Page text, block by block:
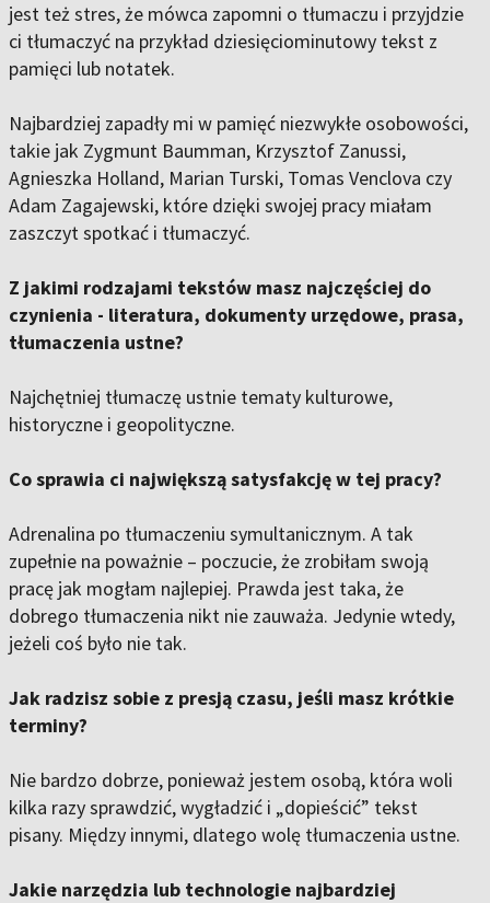
jest też stres, że mówca zapomni o tłumaczu i przyjdzie
ci tłumaczyć na przykład dziesięciominutowy tekst z
pamięci lub notatek.
Najbardziej zapadły mi w pamięć niezwykłe osobowości,
takie jak Zygmunt Baumman, Krzysztof Zanussi,
Agnieszka Holland, Marian Turski, Tomas Venclova czy
Adam Zagajewski, które dzięki swojej pracy miałam
zaszczyt spotkać i tłumaczyć.
Z jakimi rodzajami tekstów masz najczęściej do
czynienia - literatura, dokumenty urzędowe, prasa,
tłumaczenia ustne?
Najchętniej tłumaczę ustnie tematy kulturowe,
historyczne i geopolityczne.
Co sprawia ci największą satysfakcję w tej pracy?
Adrenalina po tłumaczeniu symultanicznym. A tak
zupełnie na poważnie – poczucie, że zrobiłam swoją
pracę jak mogłam najlepiej. Prawda jest taka, że
dobrego tłumaczenia nikt nie zauważa. Jedynie wtedy,
jeżeli coś było nie tak.
Jak radzisz sobie z presją czasu, jeśli masz krótkie
terminy?
Nie bardzo dobrze, ponieważ jestem osobą, która woli
kilka razy sprawdzić, wygładzić i „dopieścić” tekst
pisany. Między innymi, dlatego wolę tłumaczenia ustne.
Jakie narzędzia lub technologie najbardziej